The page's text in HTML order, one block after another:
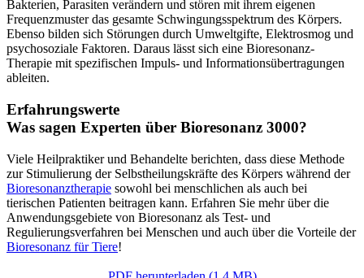
Bakterien, Parasiten verändern und stören mit ihrem eigenen
Frequenzmuster das gesamte Schwingungsspektrum des Körpers.
Ebenso bilden sich Störungen durch Umweltgifte, Elektrosmog und
psychosoziale Faktoren. Daraus lässt sich eine Bioresonanz-
Therapie mit spezifischen Impuls- und Informationsübertragungen
ableiten.
Erfahrungswerte
Was sagen Experten über Bioresonanz 3000?
Viele Heilpraktiker und Behandelte berichten, dass diese Methode
zur Stimulierung der Selbstheilungskräfte des Körpers während der
Bioresonanztherapie sowohl bei menschlichen als auch bei
tierischen Patienten beitragen kann. Erfahren Sie mehr über die
Anwendungsgebiete von Bioresonanz als Test- und
Regulierungsverfahren bei Menschen und auch über die Vorteile der
Bioresonanz für Tiere!